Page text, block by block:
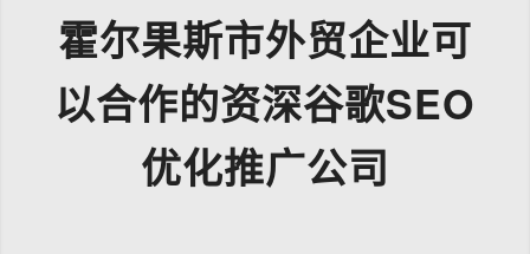
霍尔果斯市外贸企业可
以合作的资深谷歌SEO
优化推广公司